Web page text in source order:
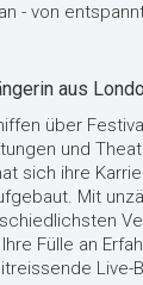
- von
aus
über
und
sich ihre
Mit
Fülle an
Live-